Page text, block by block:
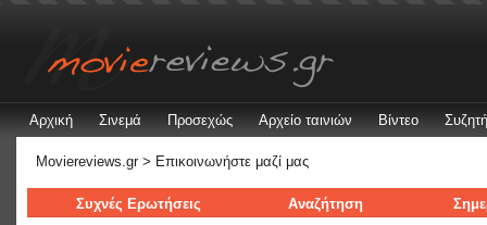
Αρχική Σινεμά Προσεχώς Αρχείο ταινιών Βίντεο
Moviereviews.gr > Επικοινωνήστε μαζί μας
Συχνές Ερωτήσεις Αναζήτηση